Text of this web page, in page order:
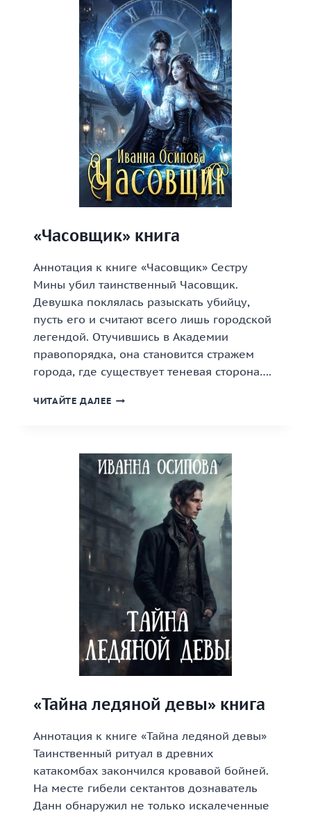
«Часовщик» книга
Аннотация к книге «Часовщик» Сестру
Мины убил таинственный Часовщик.
Девушка поклялась разыскать убийцу,
пусть его и считают всего лишь городской
легендой. Отучившись в Академии
правопорядка, она становится стражем
города, где существует теневая сторона….
ЧИТАЙТЕ ДАЛЕЕ «ЧАСОВЩИК»
«Тайна ледяной девы» книга
Аннотация к книге «Тайна ледяной девы»
Таинственный ритуал в древних
катакомбах закончился кровавой бойней.
На месте гибели сектантов дознаватель
Данн обнаружил не только искалеченные